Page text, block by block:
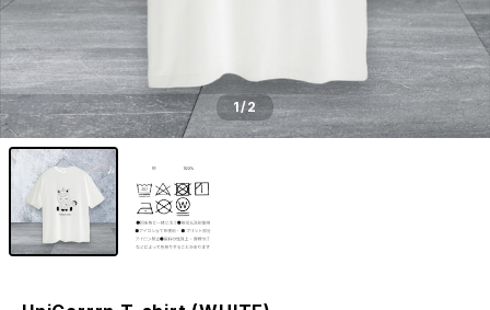
1/2